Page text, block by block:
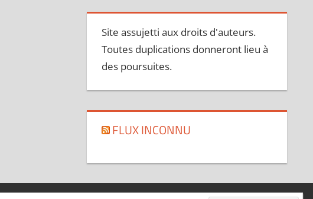
Site assujetti aux droits d'auteurs.
Toutes duplications donneront lieu à
des poursuites.
FLUX INCONNU